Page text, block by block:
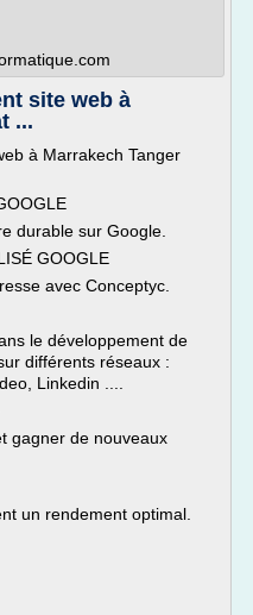
site web à
...
à Marrakech Tanger
durable sur Google.
GOOGLE
avec Conceptyc.
le développement de
différents réseaux :
Linkedin ....
gagner de nouveaux
un rendement optimal.